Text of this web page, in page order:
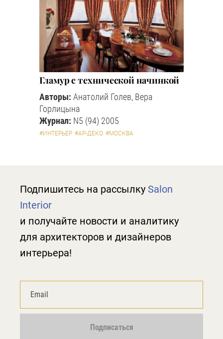
Гламур с технической начинкой
Авторы: Анатолий Голев, Вера
Горлицына
Журнал: N5 (94) 2005
#ИНТЕРЬЕР #АР-ДЕКО #МОСКВА
Подпишитесь на рассылку Salon
Interior
и получайте новости и аналитику
для архитекторов и дизайнеров
интерьера!
Подписаться